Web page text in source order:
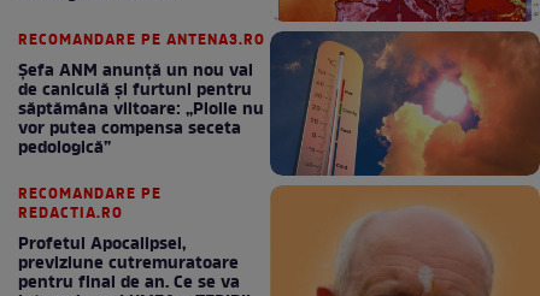
RECOMANDARE PE ANTENA3.RO
Șefa ANM anunță un nou val
de caniculă și furtuni pentru
săptămâna viitoare: „Ploile nu
vor putea compensa seceta
pedologică”
RECOMANDARE PE
REDACTIA.RO
Profetul Apocalipsei,
previziune cutremuratoare
pentru final de an. Ce se va